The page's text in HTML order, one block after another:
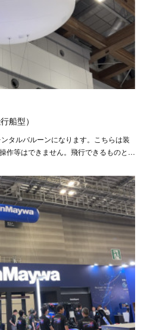
船型）
タルバルーンになります。こちらは装
作等はできません。飛行できるものと…